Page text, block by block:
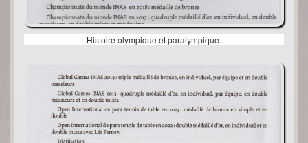
Histoire olympique et paralympique.